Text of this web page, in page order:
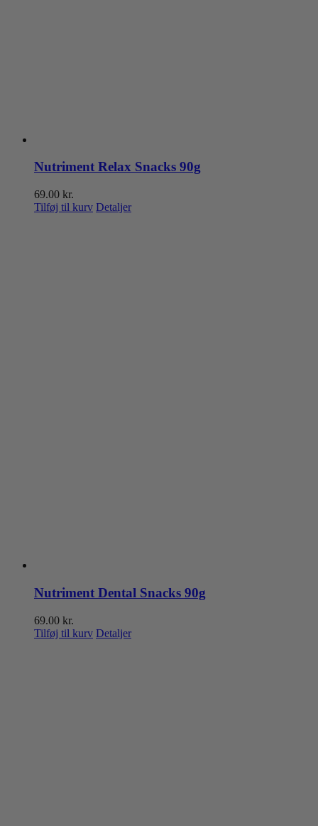
Nutriment Relax Snacks 90g
69.00 kr.
Tilføj til kurv Detaljer
Nutriment Dental Snacks 90g
69.00 kr.
Tilføj til kurv Detaljer